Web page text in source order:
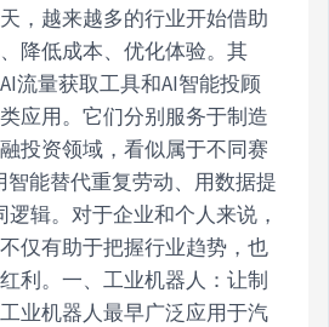
，越来越多的行业开始借助
降低成本、优化体验。其
流量获取工具和AI智能投顾
应用。它们分别服务于制造
投资领域，看似属于不同赛
智能替代重复劳动、用数据提
辑。对于企业和个人来说，
仅有助于把握行业趋势，也
利。一、工业机器人：让制
业机器人最早广泛应用于汽